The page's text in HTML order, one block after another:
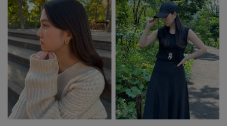
Stay inthe Loop
ELLE SHOP 公式アプリ